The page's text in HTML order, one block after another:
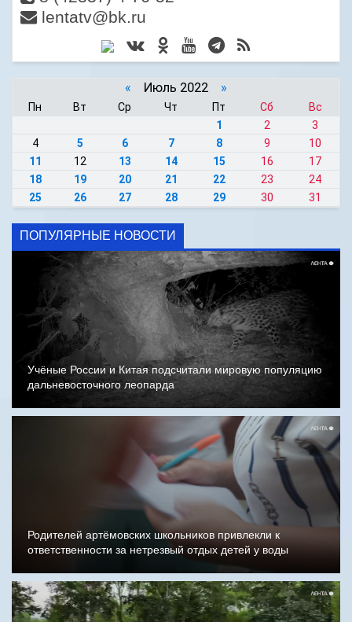
lentatv@bk.ru
« Июль 2022 »
Пн Вт Ср Чт Пт Сб
Вс
1
2
3
4
5 6 7 8 9
10
11
12 13 14 15 16
17
18
19 20 21 22 23
24
25
26 27 28 29 30 31
ПОПУЛЯРНЫЕ НОВОСТИ
Учёные России и Китая подсчитали мировую популяцию
дальневосточного леопарда
Родителей артёмовских школьников привлекли к
ответственности за нетрезвый отдых детей у воды